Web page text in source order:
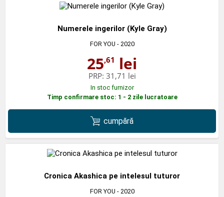
Numerele ingerilor (Kyle Gray)
FOR YOU - 2020
25,61 lei
PRP: 31,71 lei
In stoc furnizor
Timp confirmare stoc: 1 - 2 zile lucratoare
cumpără
Cronica Akashica pe intelesul tuturor
FOR YOU - 2020